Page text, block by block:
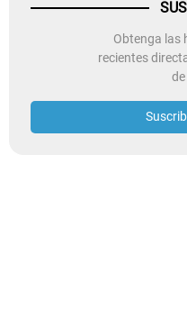
Obtenga las
recientes